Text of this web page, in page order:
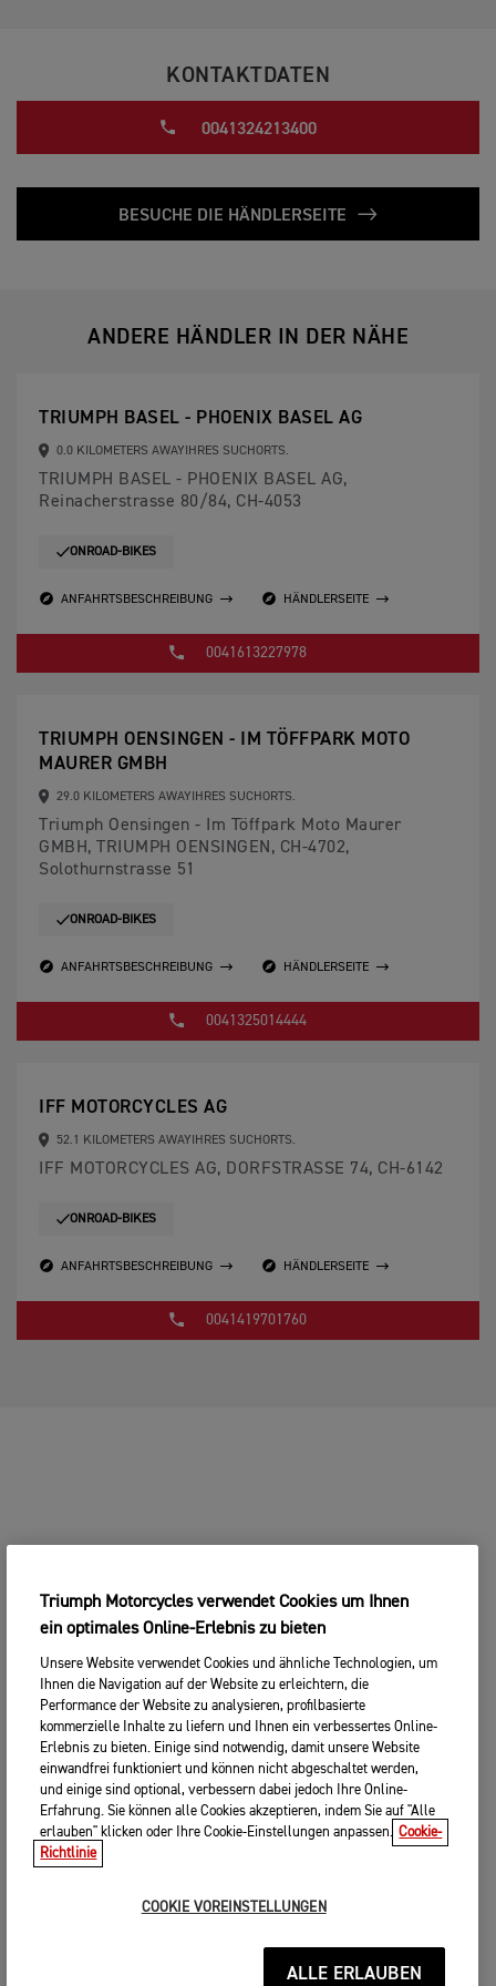
KONTAKTDATEN
0041324213400
BESUCHE DIE HÄNDLERSEITE
ANDERE HÄNDLER IN DER NÄHE
TRIUMPH BASEL - PHOENIX BASEL AG
0.0 KILOMETERS AWAYIHRES SUCHORTS.
TRIUMPH BASEL - PHOENIX BASEL AG,
Reinacherstrasse 80/84, CH-4053
ONROAD-BIKES
ANFAHRTSBESCHREIBUNG HÄNDLERSEITE
0041613227978
TRIUMPH OENSINGEN - IM TÖFFPARK MOTO
MAURER GMBH
29.0 KILOMETERS AWAYIHRES SUCHORTS.
Triumph Oensingen - Im Töffpark Moto Maurer
GMBH, TRIUMPH OENSINGEN, CH-4702,
Solothurnstrasse 51
ONROAD-BIKES
ANFAHRTSBESCHREIBUNG HÄNDLERSEITE
0041325014444
IFF MOTORCYCLES AG
52.1 KILOMETERS AWAYIHRES SUCHORTS.
IFF MOTORCYCLES AG, DORFSTRASSE 74, CH-6142
ONROAD-BIKES
ANFAHRTSBESCHREIBUNG HÄNDLERSEITE
0041419701760
Triumph Motorcycles verwendet Cookies um Ihnen
ein optimales Online-Erlebnis zu bieten
Unsere Website verwendet Cookies und ähnliche Technologien, um
Ihnen die Navigation auf der Website zu erleichtern, die
Performance der Website zu analysieren, profilbasierte
kommerzielle Inhalte zu liefern und Ihnen ein verbessertes Online-
Erlebnis zu bieten. Einige sind notwendig, damit unsere Website
einwandfrei funktioniert und können nicht abgeschaltet werden,
und einige sind optional, verbessern dabei jedoch Ihre Online-
Erfahrung. Sie können alle Cookies akzeptieren, indem Sie auf "Alle
erlauben" klicken oder Ihre Cookie-Einstellungen anpassen. Cookie-
Richtlinie
COOKIE VOREINSTELLUNGEN
ALLE ERLAUBEN